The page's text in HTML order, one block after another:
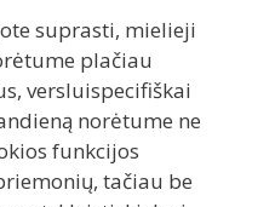
suprasti, mielieji
plačiau
versluispecifiškai
norėtume ne
funkcijos
tačiau be